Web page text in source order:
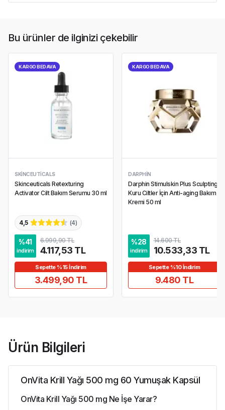
Bu ürünler de ilginizi çekebilir
KARGO BEDAVA
SKINCEUTICALS
Skinceuticals Retexturing
Activator Cilt Bakım Serumu 30 ml
4,5 (4)
%41
indirim
6.999,90 TL
4.117,53 TL
Sepette %15 İndirim
3.499,90 TL
KARGO BEDAVA
DARPHIN
Darphin Stimulskin Plus Sculpting
Kuru Ciltler İçin Anti-aging Bakım
Kremi 50 ml
%28
indirim
14.600 TL
10.533,33 TL
Sepette %10 İndirim
9.480 TL
Ürün Bilgileri
OnVita Krill Yağı 500 mg 60 Yumuşak Kapsül
OnVita Krill Yağı 500 mg Ne İşe Yarar?